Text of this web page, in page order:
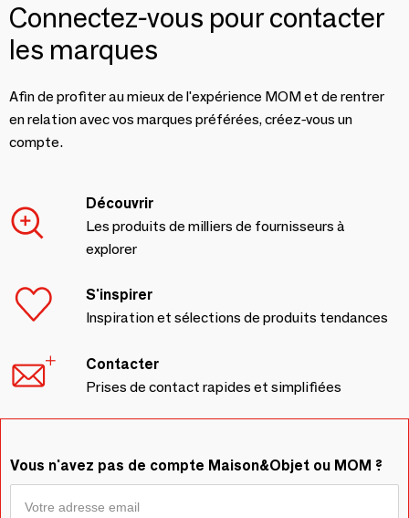
Connectez-vous pour contacter
les marques
Afin de profiter au mieux de l'expérience MOM et de rentrer
en relation avec vos marques préférées, créez-vous un
compte.
Découvrir
Les produits de milliers de fournisseurs à
explorer
S'inspirer
Inspiration et sélections de produits tendances
Contacter
Prises de contact rapides et simplifiées
Vous n'avez pas de compte Maison&Objet ou MOM ?